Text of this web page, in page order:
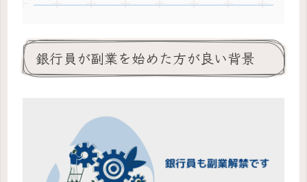
銀行員が副業を始めた方が良い背景